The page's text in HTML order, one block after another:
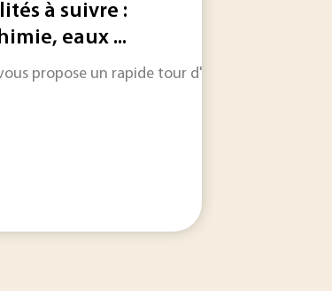
et les semaines à venir.
accélérées, la semaine met en
à suivre :
eaux ...
propose un rapide tour d'horizon sur les